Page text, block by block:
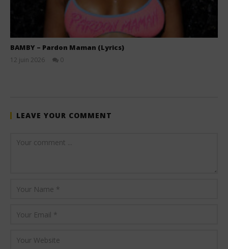
BAMBY – Pardon Maman (Lyrics)
12 juin 2026
0
LEAVE YOUR COMMENT